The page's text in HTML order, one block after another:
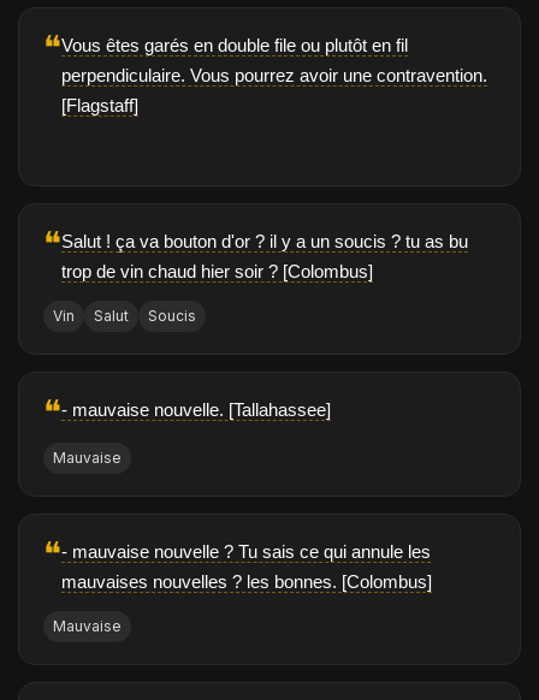
❝Vous êtes garés en double file ou plutôt en fil
perpendiculaire. Vous pourrez avoir une contravention.
[Flagstaff]
❝Salut ! ça va bouton d'or ? il y a un soucis ? tu as bu
trop de vin chaud hier soir ? [Colombus]
Vin Salut Soucis
❝- mauvaise nouvelle. [Tallahassee]
Mauvaise
❝- mauvaise nouvelle ? Tu sais ce qui annule les
mauvaises nouvelles ? les bonnes. [Colombus]
Mauvaise